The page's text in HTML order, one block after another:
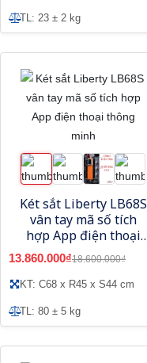
TL: 23 ± 2 kg
Két sắt Liberty LB68S
vân tay mã số tích
hợp App điện thoại
thông minh
13.860.000₫18.600.000₫
KT: C68 x R45 x S44 cm
TL: 80 ± 5 kg